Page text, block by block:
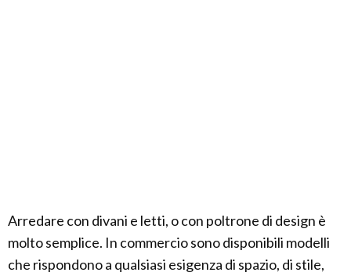
Arredare con divani e letti, o con poltrone di design è
molto semplice. In commercio sono disponibili modelli
che rispondono a qualsiasi esigenza di spazio, di stile,